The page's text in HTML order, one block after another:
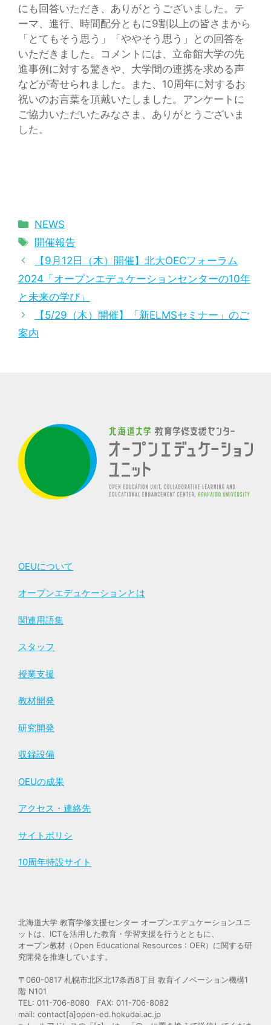
にも回答いただき、ありがとうございました。テ
ーマ、進行、時間配分ともに9割以上の皆さまから
「とてもそう思う」「ややそう思う」との回答を
いただきました。コメントには、立命館大学の先
進事例に対する驚きや、大学間の連携を求める声
などが寄せられました。また、10周年に対するお
祝いのお言葉を頂戴いたしました。アンケートに
ご協力いただいたみなさま、ありがとうございま
した。
カ
テ
ゴ
リ
ー
NEWS
タ
グ
開催報告
【9月12日（木）開催】北大OECフォーラム
2024「オープンエデュケーションセンターの10年
と未来の学び」
【5/29（木）開催】「新ELMSセミナー」のご
案内
OEUについて
オープンエデュケーションとは
関連用語集
スタッフ
授業支援
教材開発
研究開発
収録設備
OEUの成果
アクセス・連絡先
サイトポリシ
10周年特設サイト
北海道大学 教育学修支援センター オープンエデュケーションユニ
ットは、ICTを活用した教育・学習支援を行うとともに、
オープン教材（Open Educational Resources : OER）に関する研
究開発を推進しています。
〒060-0817 札幌市北区北17条西8丁目 教育イノベーション機構1
階 N101
TEL: 011-706-8080 FAX: 011-706-8082
mail: contact[a]open-ed.hokudai.ac.jp